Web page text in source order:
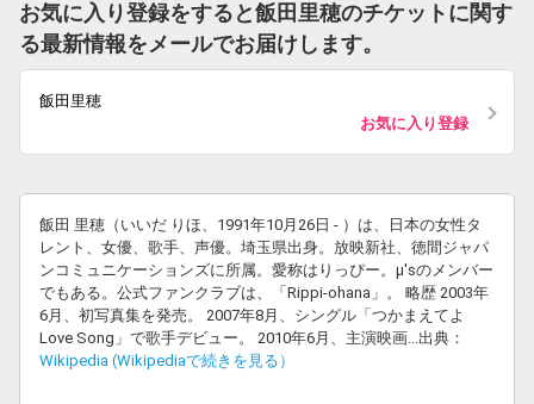
お気に入り登録をすると飯田里穂のチケットに関す
る最新情報をメールでお届けします。
飯田里穂
お気に入り登録
飯田 里穂（いいだ りほ、1991年10月26日 - ）は、日本の女性タ
レント、女優、歌手、声優。埼玉県出身。放映新社、徳間ジャパ
ンコミュニケーションズに所属。愛称はりっぴー。μ'sのメンバー
でもある。公式ファンクラブは、「Rippi-ohana」。 略歴 2003年
6月、初写真集を発売。 2007年8月、シングル「つかまえてよ
Love Song」で歌手デビュー。 2010年6月、主演映画...出典：
Wikipedia (Wikipediaで続きを見る）